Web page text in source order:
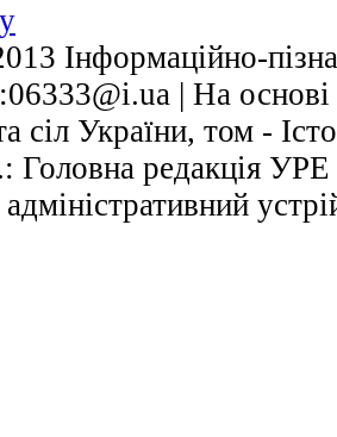
Інформаційно-
| На основі
сіл України, том -
Головна редакція
адміністративний